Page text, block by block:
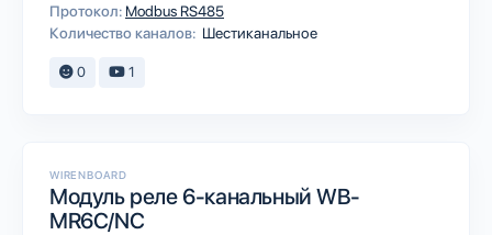
Протокол: Modbus RS485
Количество каналов: Шестиканальное
0 1
WIRENBOARD
Модуль реле 6-канальный WB-
MR6C/NC